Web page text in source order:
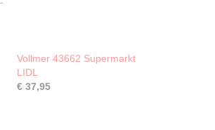
Vollmer 43662 Supermarkt
LIDL
€ 37,95